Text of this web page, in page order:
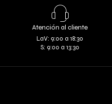
Atención al cliente
LaV: 9:00 a 18:30
S: 9:00 a 13:30